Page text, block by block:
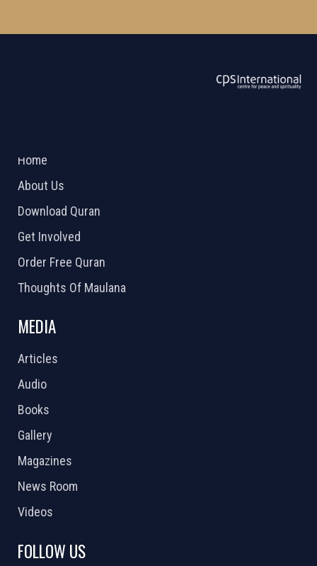
Home
About Us
Download Quran
Get Involved
Order Free Quran
Thoughts Of Maulana
MEDIA
Articles
Audio
Books
Gallery
Magazines
News Room
Videos
FOLLOW US